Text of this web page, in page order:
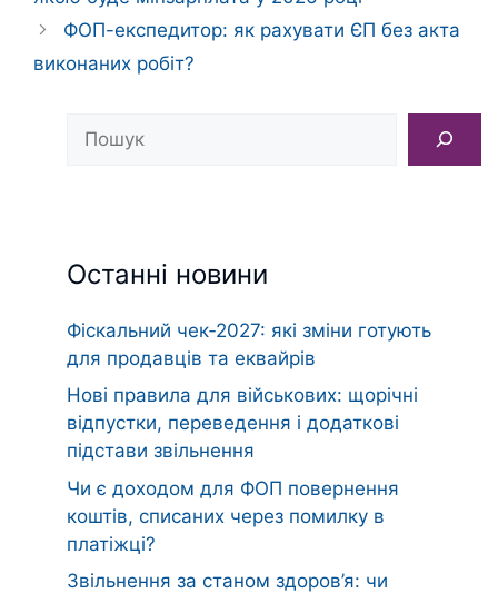
ФОП-експедитор: як рахувати ЄП без акта
виконаних робіт?
Останні новини
Фіскальний чек‑2027: які зміни готують
для продавців та еквайрів
Нові правила для військових: щорічні
відпустки, переведення і додаткові
підстави звільнення
Чи є доходом для ФОП повернення
коштів, списаних через помилку в
платіжці?
Звільнення за станом здоров’я: чи